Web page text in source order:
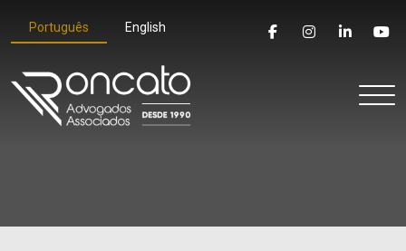
Português English